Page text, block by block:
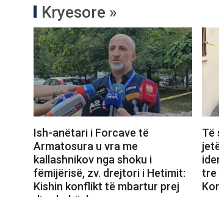
Kryesore »
Ish-anëtari i Forcave të
Armatosura u vra me
kallashnikov nga shoku i
fëmijërisë, zv. drejtori i Hetimit:
Kishin konflikt të mbartur prej
Të
tre